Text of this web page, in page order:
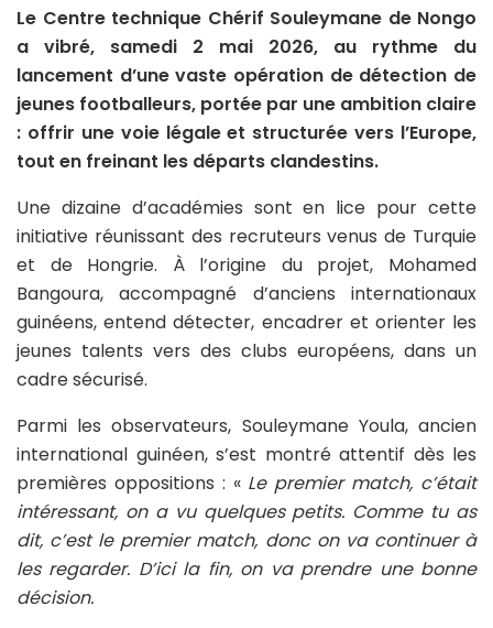
Le Centre technique Chérif Souleymane de Nongo
a vibré, samedi 2 mai 2026, au rythme du
lancement d’une vaste opération de détection de
jeunes footballeurs, portée par une ambition claire
: offrir une voie légale et structurée vers l’Europe,
tout en freinant les départs clandestins.
Une dizaine d’académies sont en lice pour cette
initiative réunissant des recruteurs venus de Turquie
et de Hongrie. À l’origine du projet, Mohamed
Bangoura, accompagné d’anciens internationaux
guinéens, entend détecter, encadrer et orienter les
jeunes talents vers des clubs européens, dans un
cadre sécurisé.
Parmi les observateurs, Souleymane Youla, ancien
international guinéen, s’est montré attentif dès les
premières oppositions : « Le premier match, c’était
intéressant, on a vu quelques petits. Comme tu as
dit, c’est le premier match, donc on va continuer à
les regarder. D’ici la fin, on va prendre une bonne
décision.